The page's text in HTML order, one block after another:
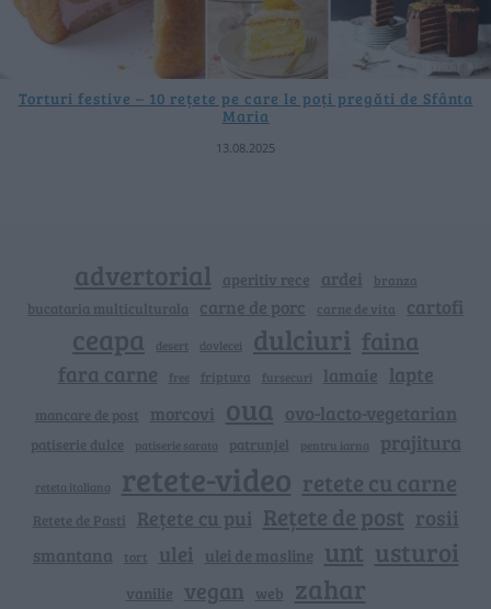
Torturi festive – 10 rețete pe care le poți pregăti de Sfânta
Maria
13.08.2025
advertorial aperitiv rece ardei branza
bucataria multiculturala carne de porc carne de vita cartofi
ceapa desert dovlecei dulciuri faina
fara carne free friptura fursecuri lamaie lapte
mancare de post morcovi oua ovo-lacto-vegetarian
patiserie dulce patiserie sarata patrunjel pentru iarna prajitura
reteta italiana retete-video retete cu carne
Retete de Pasti Rețete cu pui Rețete de post rosii
smantana tort ulei ulei de masline unt usturoi
vanilie vegan web zahar